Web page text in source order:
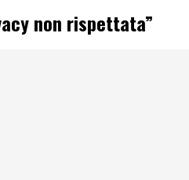
non rispettata”